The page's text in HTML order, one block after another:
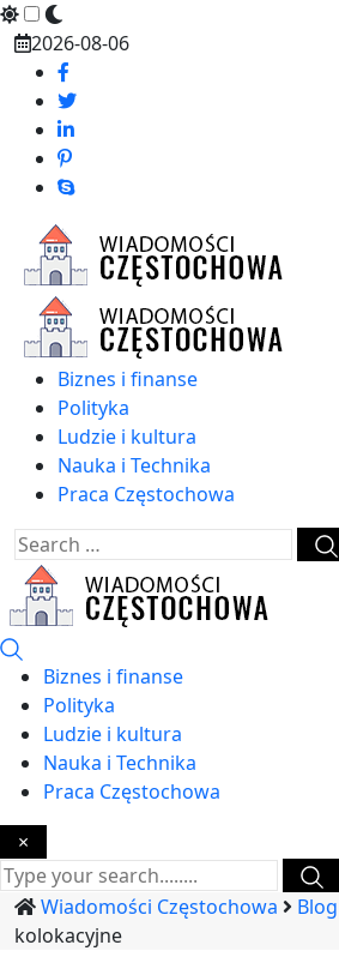
Skip
content
2026-08-06
Biznes i finanse
Polityka
Ludzie i kultura
Nauka i Technika
Praca Częstochowa
Biznes i finanse
Polityka
Ludzie i kultura
Nauka i Technika
Praca Częstochowa
×
Wiadomości Częstochowa Blog
kolokacyjne